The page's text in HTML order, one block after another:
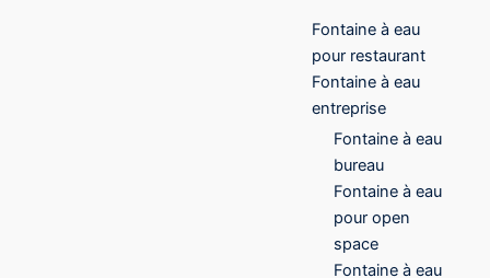
Fontaine à eau
pour restaurant
Fontaine à eau
entreprise
Fontaine à eau
bureau
Fontaine à eau
pour open
space
Fontaine à eau